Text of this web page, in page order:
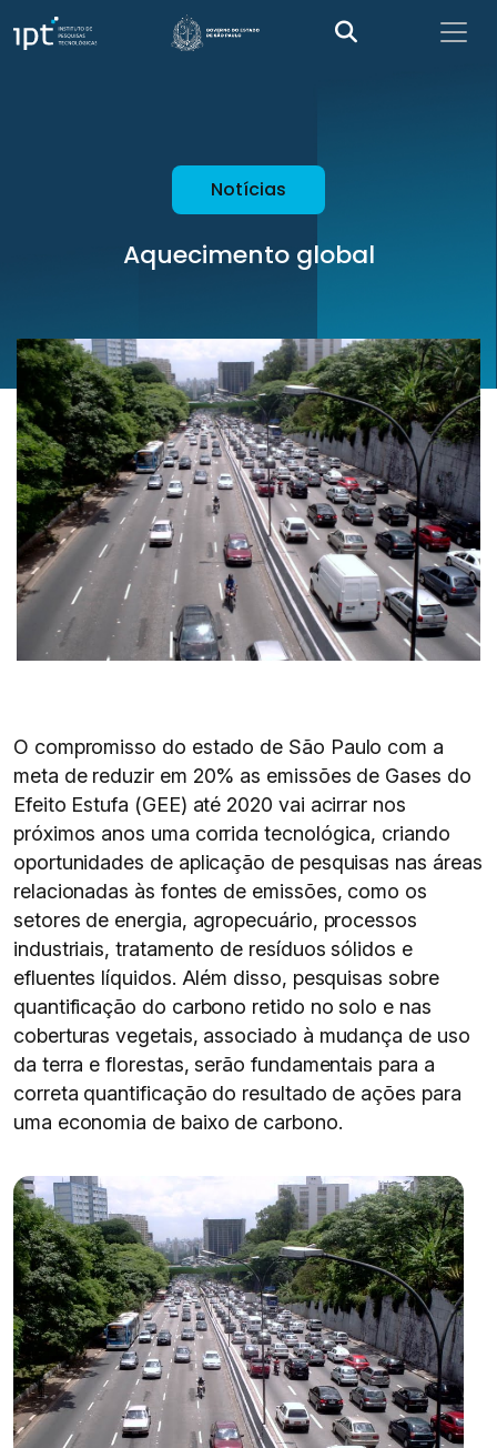
Notícias
Aquecimento global
O compromisso do estado de São Paulo com a
meta de reduzir em 20% as emissões de Gases do
Efeito Estufa (GEE) até 2020 vai acirrar nos
próximos anos uma corrida tecnológica, criando
oportunidades de aplicação de pesquisas nas áreas
relacionadas às fontes de emissões, como os
setores de energia, agropecuário, processos
industriais, tratamento de resíduos sólidos e
efluentes líquidos. Além disso, pesquisas sobre
quantificação do carbono retido no solo e nas
coberturas vegetais, associado à mudança de uso
da terra e florestas, serão fundamentais para a
correta quantificação do resultado de ações para
uma economia de baixo de carbono.